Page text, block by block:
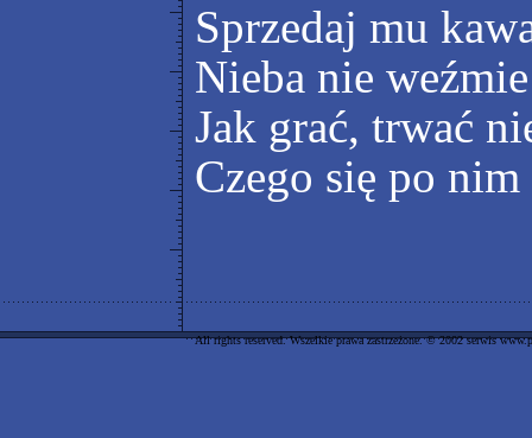
Sprzedaj mu
Nieba nie
Jak grać, trwać
Czego się po
All rights reserved. Wszelkie prawa zastrzeżone. © 2002 serwis